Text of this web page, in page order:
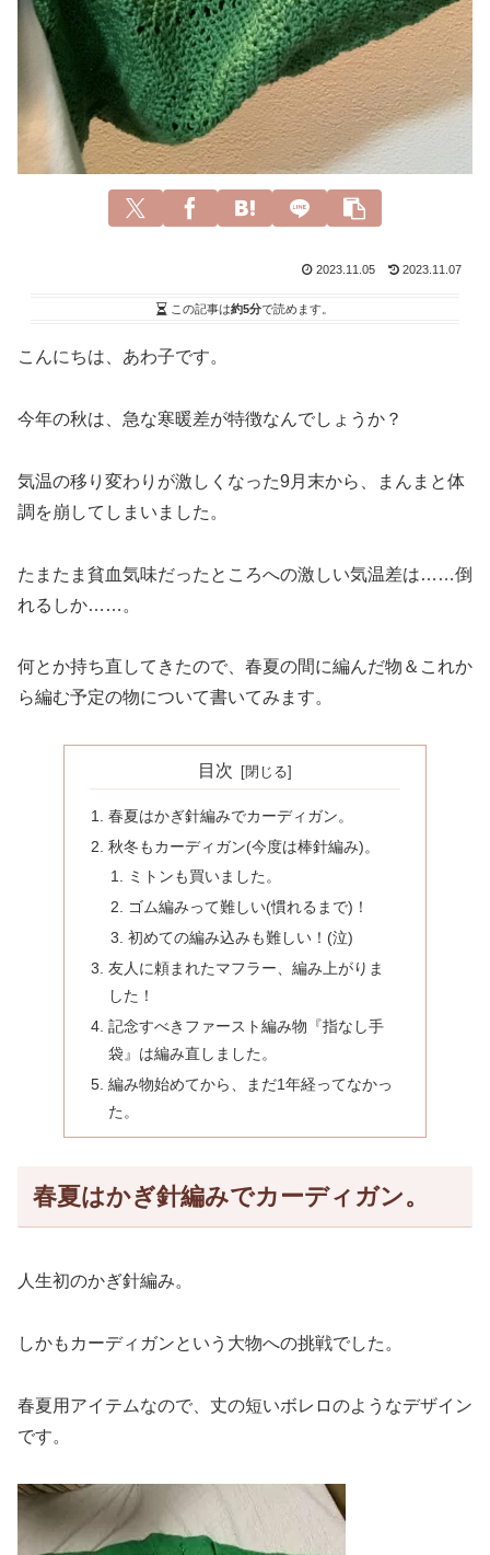
2023.11.05 2023.11.07
この記事は約5分で読めます。
こんにちは、あわ子です。
今年の秋は、急な寒暖差が特徴なんでしょうか？
気温の移り変わりが激しくなった9月末から、まんまと体
調を崩してしまいました。
たまたま貧血気味だったところへの激しい気温差は……倒
れるしか……。
何とか持ち直してきたので、春夏の間に編んだ物＆これか
ら編む予定の物について書いてみます。
目次
春夏はかぎ針編みでカーディガン。
秋冬もカーディガン(今度は棒針編み)。
ミトンも買いました。
ゴム編みって難しい(慣れるまで)！
初めての編み込みも難しい！(泣)
友人に頼まれたマフラー、編み上がりま
した！
記念すべきファースト編み物『指なし手
袋』は編み直しました。
編み物始めてから、まだ1年経ってなかっ
た。
春夏はかぎ針編みでカーディガン。
人生初のかぎ針編み。
しかもカーディガンという大物への挑戦でした。
春夏用アイテムなので、丈の短いボレロのようなデザイン
です。